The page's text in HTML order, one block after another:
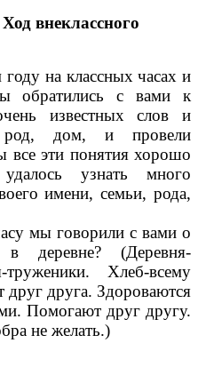
Ход внеклассного
на классных часах и
обратились с вами к
известных слов и
род, дом, и провели
все эти понятия хорошо
узнать много
имени, семьи, рода,
мы говорили с вами о
деревне? (Деревня-
труженики. Хлеб-всему
друга. Здороваются
Помогают друг другу.
не желать.)